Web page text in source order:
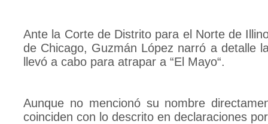
Ante la Corte de Distrito para el Norte de
de Chicago, Guzmán López narró a detalle
llevó a cabo para atrapar a “El Mayo“.
Aunque no mencionó su nombre
coinciden con lo descrito en declaraciones